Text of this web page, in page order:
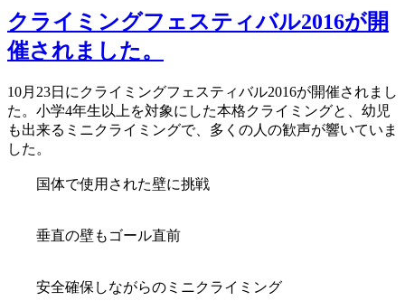
クライミングフェスティバル2016が開
催されました。
10月23日にクライミングフェスティバル2016が開催されまし
た。小学4年生以上を対象にした本格クライミングと、幼児
も出来るミニクライミングで、多くの人の歓声が響いていま
した。
国体で使用された壁に挑戦
垂直の壁もゴール直前
安全確保しながらのミニクライミング